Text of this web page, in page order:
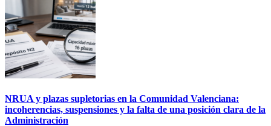
NRUA y plazas supletorias en la Comunidad Valenciana:
incoherencias, suspensiones y la falta de una posición clara de la
Administración